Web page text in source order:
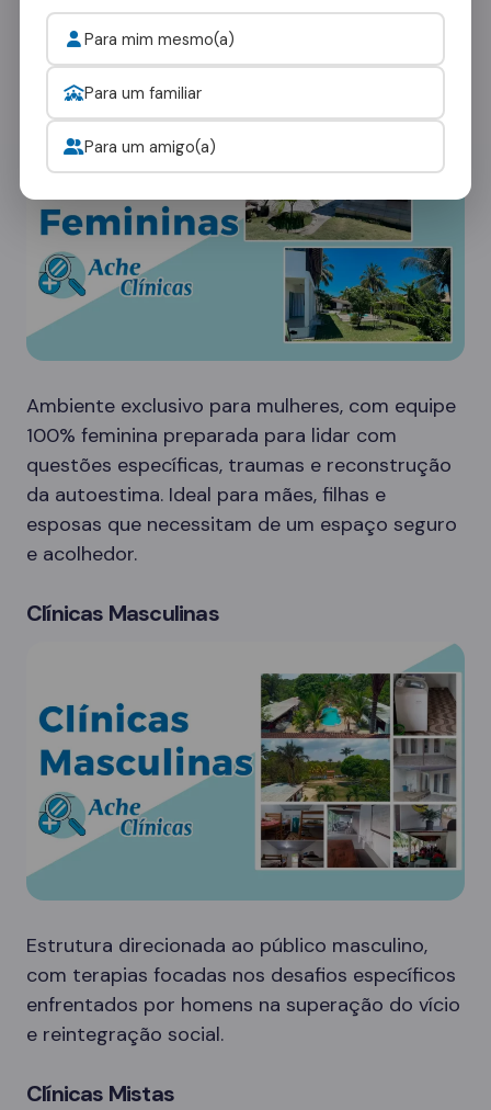
ambientes:
Clínicas Femininas
Ambiente exclusivo para mulheres, com equipe
100% feminina preparada para lidar com
questões específicas, traumas e reconstrução
da autoestima. Ideal para mães, filhas e
esposas que necessitam de um espaço seguro
e acolhedor.
Clínicas Masculinas
Estrutura direcionada ao público masculino,
com terapias focadas nos desafios específicos
enfrentados por homens na superação do vício
e reintegração social.
Clínicas Mistas
Para mim mesmo(a)
Para um familiar
Para um amigo(a)